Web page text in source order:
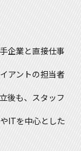
企業と直接仕事
アントの担当者
後も、スタッフ
ITを中心とした